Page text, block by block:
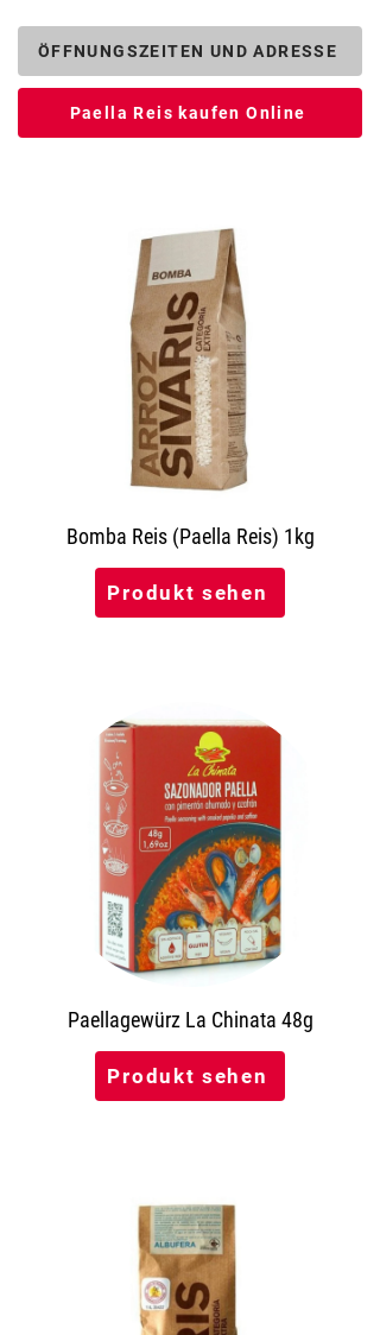
ÖFFNUNGSZEITEN UND ADRESSE
Paella Reis kaufen Online
Bomba Reis (Paella Reis) 1kg
Produkt sehen
Paellagewürz La Chinata 48g
Produkt sehen